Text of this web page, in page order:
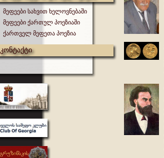
მეფეები სახვით ხელოვნებაში
მეფეები ქართულ პოეზიაში
ქართველ მეფეთა პოეზია
კონტაქტი